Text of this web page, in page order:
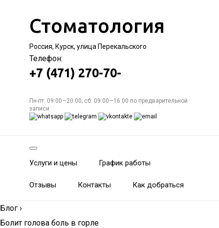
Стоматология
Россия, Курск, улица Перекальского
Телефон:
+7 (471) 270-70-
Пн-пт: 09:00—20:00; сб: 09:00—16:00 по предварительной
записи
Услуги и цены График работы
Отзывы Контакты Как добраться
Блог ›
Болит голова боль в горле